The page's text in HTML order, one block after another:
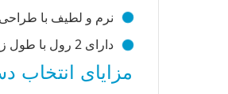
نرم و لطیف با طراحی
دارای 2 رول با طول زیاد، مناسب برای مصرف خانگی و اداری
مزایای انتخاب